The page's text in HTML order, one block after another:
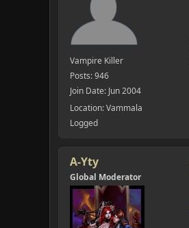
Vampire Killer
Posts: 946
Join Date: Jun 2004
Location: Vammala
Logged
A-Yty
Global Moderator